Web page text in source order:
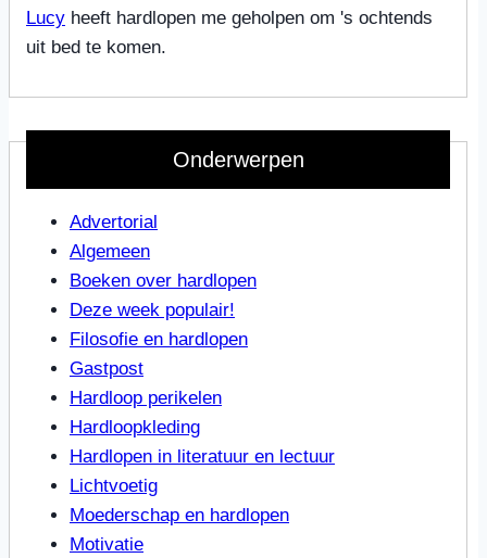
Lucy heeft hardlopen me geholpen om 's ochtends
uit bed te komen.
Onderwerpen
Advertorial
Algemeen
Boeken over hardlopen
Deze week populair!
Filosofie en hardlopen
Gastpost
Hardloop perikelen
Hardloopkleding
Hardlopen in literatuur en lectuur
Lichtvoetig
Moederschap en hardlopen
Motivatie